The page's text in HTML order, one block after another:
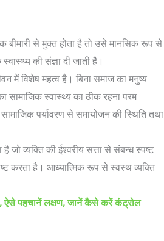
बीमारी से मुक्त होता है तो उसे मानसिक रूप से
की संज्ञा दी जाती है।
में विशेष महत्व है। बिना समाज का मनुष्य
स्वास्थ्य का ठीक रहना परम
पर्यावरण से समायोजन की स्थिति तथा
जो व्यक्ति की ईश्वरीय सत्ता से संबन्ध स्पष्ट
करता है। आध्यात्मिक रूप से स्वस्थ व्यक्ति
ऐसे पहचानें लक्षण, जानें कैसे करें कंट्रोल